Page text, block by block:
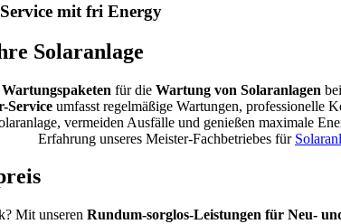
mit fri Energy
Solaranlage
Wartungspaketen für die Wartung von Solaranlagen bei
Serviceumfasst regelmäßige Wartungen, professionelle
vermeiden Ausfälle und genießen maximale
Erfahrung unseres Meister-Fachbetriebes für
Mit unseren Rundum-sorglos-Leistungen für Neu-